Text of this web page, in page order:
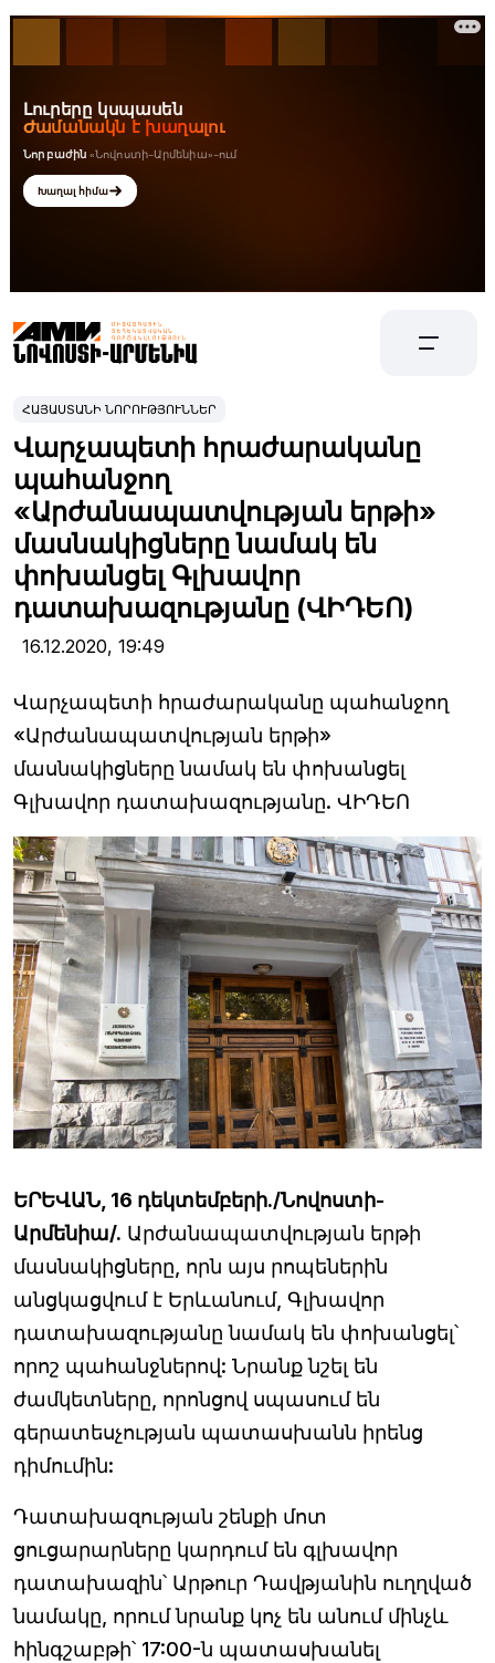
ՀԱՅԱՍՏԱՆԻ ՆՈՐՈՒԹՅՈՒՆՆԵՐ
Վարչապետի հրաժարականը
պահանջող
«Արժանապատվության երթի»
մասնակիցները նամակ են
փոխանցել Գլխավոր
դատախազությանը (ՎԻԴԵՈ)
16.12.2020, 19:49
Վարչապետի հրաժարականը պահանջող
«Արժանապատվության երթի»
մասնակիցները նամակ են փոխանցել
Գլխավոր դատախազությանը. ՎԻԴԵՈ
ԵՐԵՎԱՆ, 16 դեկտեմբերի./Նովոստի-
Արմենիա/. Արժանապատվության երթի
մասնակիցները, որն այս րոպեներին
անցկացվում է Երևանում, Գլխավոր
դատախազությանը նամակ են փոխանցել՝
որոշ պահանջներով: Նրանք նշել են
ժամկետները, որոնցով սպասում են
գերատեսչության պատասխանն իրենց
դիմումին:
Դատախազության շենքի մոտ
ցուցարարները կարդում են գլխավոր
դատախազին՝ Արթուր Դավթյանին ուղղված
նամակը, որում նրանք կոչ են անում մինչև
հինգշաբթի՝ 17:00-ն պատասխանել